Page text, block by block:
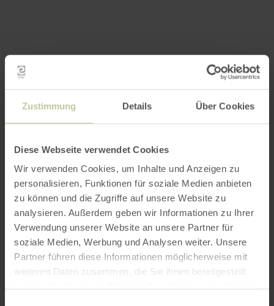
Zustimmung Details Über Cookies
Diese Webseite verwendet Cookies
Wir verwenden Cookies, um Inhalte und Anzeigen zu
personalisieren, Funktionen für soziale Medien anbieten
zu können und die Zugriffe auf unsere Website zu
analysieren. Außerdem geben wir Informationen zu Ihrer
Verwendung unserer Website an unsere Partner für
soziale Medien, Werbung und Analysen weiter. Unsere
Partner führen diese Informationen möglicherweise mit
weiteren Daten zusammen, die Sie ihnen bereitgestellt